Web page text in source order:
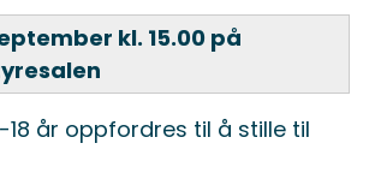
kl. 15.00 på
18 år oppfordres til å stille til